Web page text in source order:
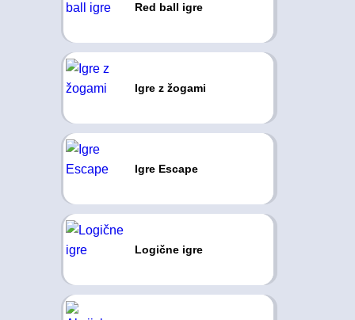
Red ball igre
Igre z žogami
Igre Escape
Logične igre